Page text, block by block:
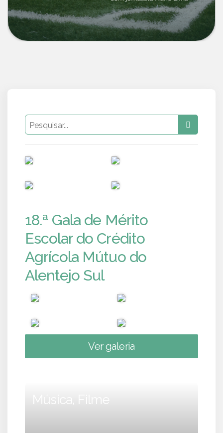
18.ª Gala de Mérito
Escolar do Crédito
Agrícola Mútuo do
Alentejo Sul
Ver galeria
Música, Filme